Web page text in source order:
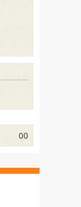
00